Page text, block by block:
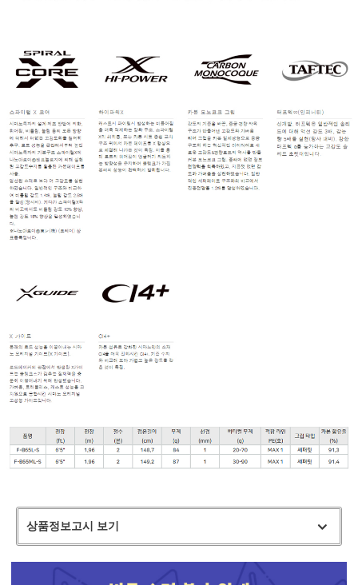
상품정보고시 보기